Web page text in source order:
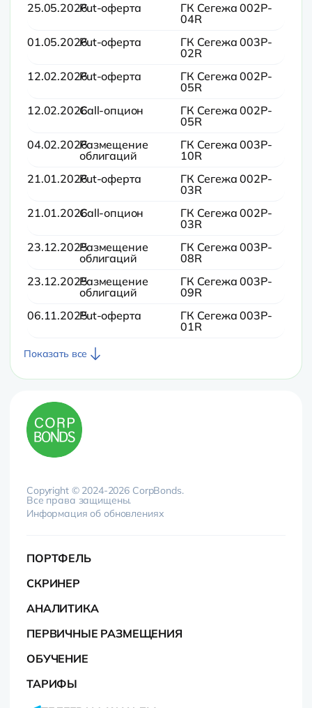
25.05.2026Put-оферта
ГК Сегежа 002P-
04R
01.05.2026Put-оферта
ГК Сегежа 003P-
02R
12.02.2026Put-оферта
ГК Сегежа 002P-
05R
12.02.2026Call-опцион
ГК Сегежа 002P-
05R
04.02.2026Размещение
облигаций
ГК Сегежа 003P-
10R
21.01.2026Put-оферта
ГК Сегежа 002P-
03R
21.01.2026Call-опцион
ГК Сегежа 002P-
03R
23.12.2025Размещение
облигаций
ГК Сегежа 003P-
08R
23.12.2025Размещение
облигаций
ГК Сегежа 003P-
09R
06.11.2025Put-оферта
ГК Сегежа 003P-
01R
Показать все
Copyright © 2024-2026 CorpBonds.
Все права защищены.
Информация об обновлениях
ПОРТФЕЛЬ
СКРИНЕР
АНАЛИТИКА
ПЕРВИЧНЫЕ РАЗМЕЩЕНИЯ
ОБУЧЕНИЕ
ТАРИФЫ